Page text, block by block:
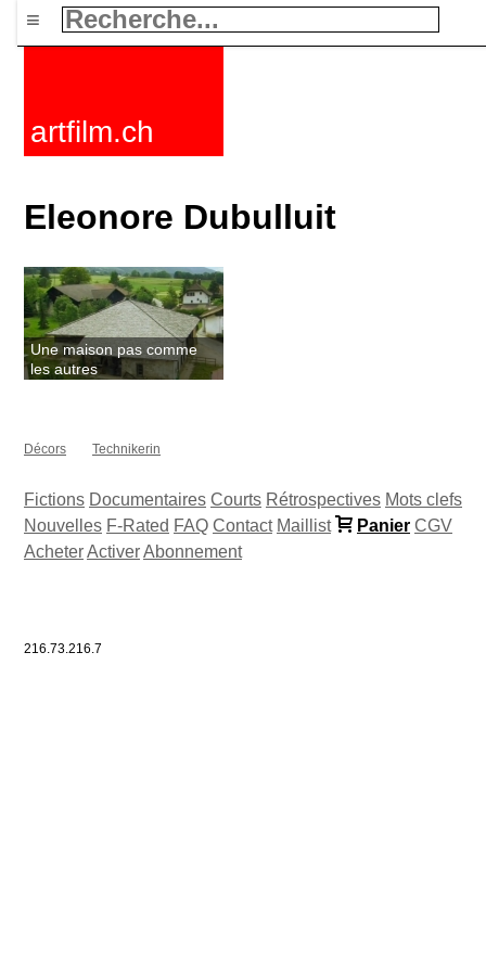
≡
artfilm.ch
Eleonore Dubulluit
Une maison pas comme
les autres
Décors Technikerin
Fictions Documentaires Courts Rétrospectives Mots clefs
Nouvelles F-Rated FAQ Contact Maillist Panier CGV
AcheterActiverAbonnement
216.73.216.7